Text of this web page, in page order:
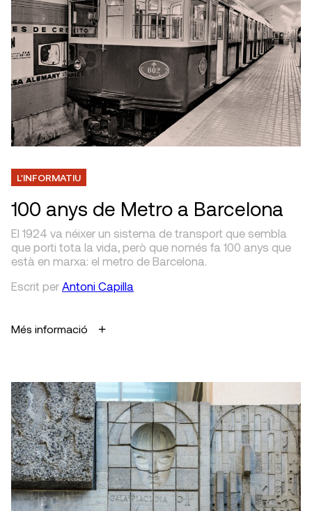
L'INFORMATIU
100 anys de Metro a Barcelona
El 1924 va néixer un sistema de transport que sembla
que porti tota la vida, però que només fa 100 anys que
està en marxa: el metro de Barcelona.
Escrit per Antoni Capilla
Més informació